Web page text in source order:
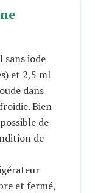
sans iode
et 2,5 ml
dans
Bien
de
de
et fermé,